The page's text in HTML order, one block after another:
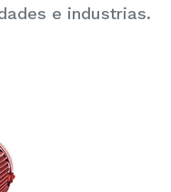
e industrias.